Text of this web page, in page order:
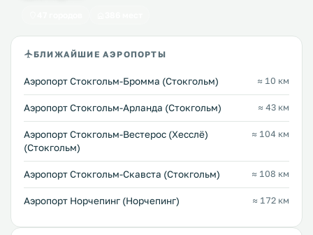
БЛИЖАЙШИЕ АЭРОПОРТЫ
Аэропорт Стокгольм-Бромма (Стокгольм) ≈ 10 км
Аэропорт Стокгольм-Арланда (Стокгольм) ≈ 43 км
Аэропорт Стокгольм-Вестерос (Хесслё)
(Стокгольм)
≈ 104 км
Аэропорт Стокгольм-Скавста (Стокгольм) ≈ 108 км
Аэропорт Норчепинг (Норчепинг) ≈ 172 км